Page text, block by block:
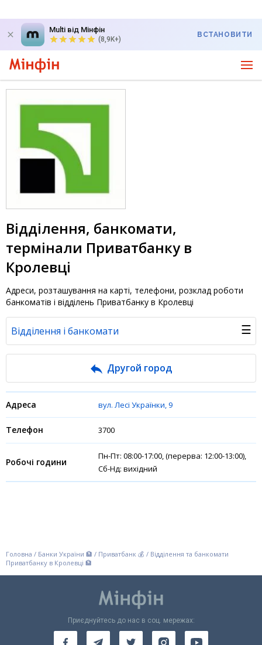
Multi від Мінфін
(8,9K+)
ВСТАНОВИТИ
Відділення, банкомати,
термінали Приватбанку в
Кролевці
Адреси, розташування на карті, телефони, розклад роботи
банкоматів і відділень Приватбанку в Кролевці
Відділення і банкомати
Відгуки
Депозити
Інтернет-банкінг
Рахунки для бізнесу
☰
Другой город
вул. Лесі Українки, 9
3700
Пн-Пт: 08:00-17:00, (перерва: 12:00-13:00),
Сб-Нд: вихідний
Головна / Банки України 🏦 / Приватбанк 💰 / Відділення та банкомати
Приватбанку в Кролевці 🏦
Приєднуйтесь до нас в соц. мережах: